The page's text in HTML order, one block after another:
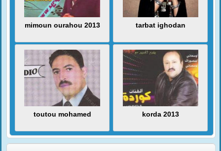
mimoun ourahou 2013 tarbat ighodan
toutou mohamed korda 2013